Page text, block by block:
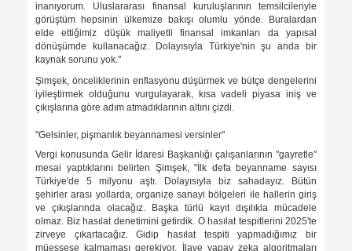
inanıyorum. Uluslararası finansal kuruluşlarının temsilcileriyle
görüştüm hepsinin ülkemize bakışı olumlu yönde. Buralardan
elde ettiğimiz düşük maliyetli finansal imkanları da yapısal
dönüşümde kullanacağız. Dolayısıyla Türkiye'nin şu anda bir
kaynak sorunu yok."
Şimşek, önceliklerinin enflasyonu düşürmek ve bütçe dengelerini
iyileştirmek olduğunu vurgulayarak, kısa vadeli piyasa iniş ve
çıkışlarına göre adım atmadıklarının altını çizdi.
"Gelsinler, pişmanlık beyannamesi versinler"
Vergi konusunda Gelir İdaresi Başkanlığı çalışanlarının "gayretle"
mesai yaptıklarını belirten Şimşek, "İlk defa beyanname sayısı
Türkiye'de 5 milyonu aştı. Dolayısıyla biz sahadayız. Bütün
şehirler arası yollarda, organize sanayi bölgeleri ile hallerin giriş
ve çıkışlarında olacağız. Başka türlü kayıt dışılıkla mücadele
olmaz. Biz hasılat denetimini getirdik. O hasılat tespitlerini 2025'te
zirveye çıkartacağız. Gidip hasılat tespiti yapmadığımız bir
müessese kalmaması gerekiyor. İlave yapay zeka algoritmaları